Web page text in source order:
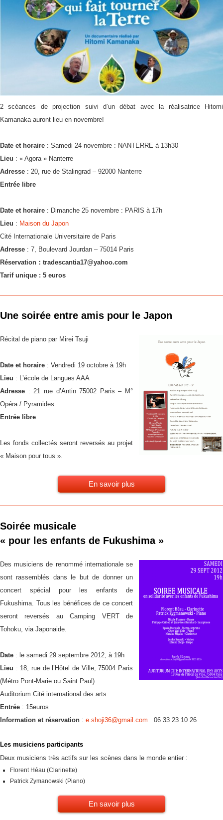
2 scéances de projection suivi d’un débat avec la réalisatrice Hitomi
Kamanaka auront lieu en novembre!
Date et horaire : Samedi 24 novembre : NANTERRE à 13h30
Lieu : « Agora » Nanterre
Adresse : 20, rue de Stalingrad – 92000 Nanterre
Entrée libre
Date et horaire : Dimanche 25 novembre : PARIS à 17h
Lieu : Maison du Japon
Cité Internationale Universitaire de Paris
Adresse : 7, Boulevard Jourdan – 75014 Paris
Réservation：tradescantia17@yahoo.com
Tarif unique : 5 euros
Une soirée entre amis pour le Japon
Récital de piano par Mirei Tsuji
Date et horaire : Vendredi 19 octobre à 19h
Lieu : L’école de Langues AAA
Adresse : 21 rue d’Antin 75002 Paris – M°
Opéra / Pyramides
Entrée libre
Les fonds collectés seront reversés au projet
« Maison pour tous ».
En savoir plus
Soirée musicale
« pour les enfants de Fukushima »
Des musiciens de renommé internationale se
sont rassemblés dans le but de donner un
concert spécial pour les enfants de
Fukushima. Tous les bénéfices de ce concert
seront reversés au Camping VERT de
Tohoku, via Japonaide.
Date : le samedi 29 septembre 2012, à 19h
Lieu : 18, rue de l’Hôtel de Ville, 75004 Paris
(Métro Pont-Marie ou Saint Paul)
Auditorium Cité international des arts
Entrée : 15euros
Information et réservation : e.shoji36@gmail.com 06 33 23 10 26
Les musiciens participants
Deux musiciens très actifs sur les scènes dans le monde entier :
Florent Héau (Clarinette)
Patrick Zymanowski (Piano)
En savoir plus